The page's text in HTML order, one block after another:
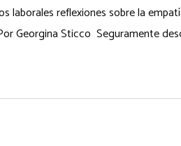
laborales reflexiones sobre la
Georgina Sticco Seguramente